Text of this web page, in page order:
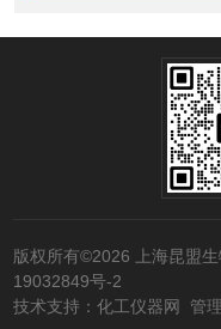
版权所有©2026 上海昆盟
19032849号-2
技术支持：化工仪器网 管